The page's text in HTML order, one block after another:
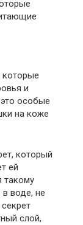
которые
и
особые
на коже
который
ей
такому
воде, не
слой,